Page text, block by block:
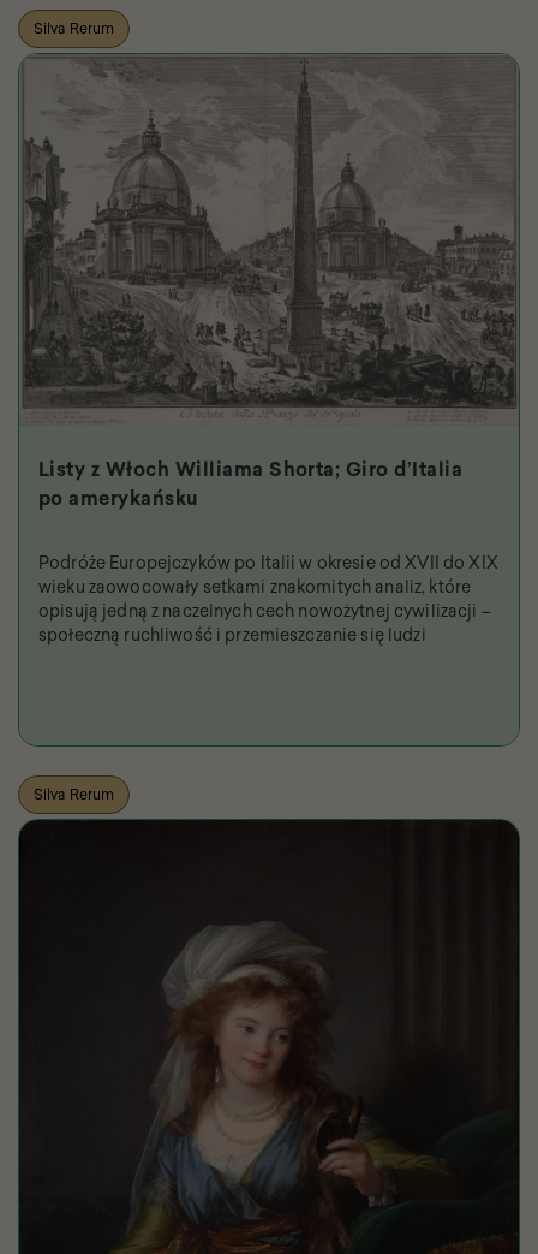
Silva Rerum
Listy z Włoch Williama Shorta; Giro d’Italia
po amerykańsku
Podróże Europejczyków po Italii w okresie od XVII do XIX
wieku zaowocowały setkami znakomitych analiz, które
opisują jedną z naczelnych cech nowożytnej cywilizacji –
społeczną ruchliwość i przemieszczanie się ludzi
Silva Rerum